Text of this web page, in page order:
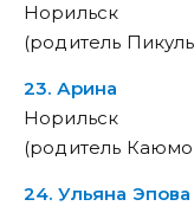
Норильск
(родитель
23. Арина
Норильск
(родитель
24. Ульяна Эпова